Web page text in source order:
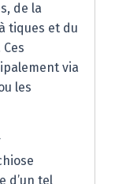
de la
tiques et du
via
les
d’un tel